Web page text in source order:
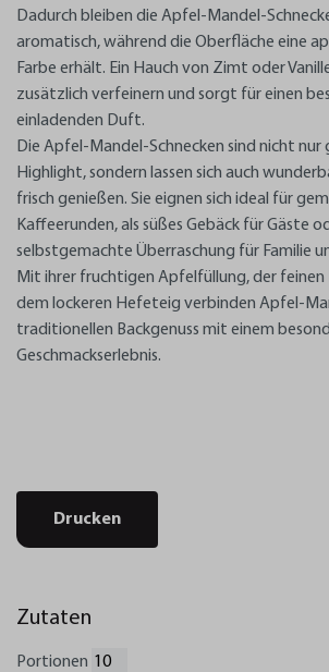
Dadurch bleiben die Apfel-Mandel-
aromatisch, während die Oberfläche eine
Farbe erhält. Ein Hauch von Zimt oder
zusätzlich verfeinern und sorgt für einen
einladenden Duft.
Die Apfel-Mandel-Schnecken sind nicht nur
Highlight, sondern lassen sich auch
frisch genießen. Sie eignen sich ideal für
Kaffeerunden, als süßes Gebäck für Gäste
selbstgemachte Überraschung für Familie
Mit ihrer fruchtigen Apfelfüllung, der
dem lockeren Hefeteig verbinden Apfel-
traditionellen Backgenuss mit einem
Geschmackserlebnis.
Drucken
Zutaten
Portionen